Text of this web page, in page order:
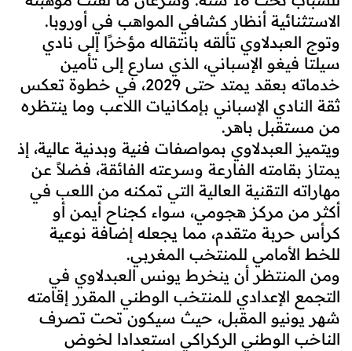
الاستثنائية أنظار كشافي المواهب في أوروبا.
وتوج العبدلاوي تألقه بانتقاله مؤخرًا إلى نادي
سيلتا فيغو الإسباني، الذي سارع إلى تأمين
خدماته بعقد يمتد حتى 2029، في خطوة تعكس
ثقة النادي الإسباني بإمكانيات اللاعب وما ينتظره
من مستقبل باهر.
ويتميز العبدلاوي بمواصفات فنية وبدنية عالية، إذ
يمتاز بقامته الفارعة وسرعته الفائقة، فضلاً عن
مهاراته التقنية العالية التي تمكنه من اللعب في
أكثر من مركز هجومي، سواء كجناح أيمن أو
كرأس حربة متقدم، مما يجعله إضافة نوعية
للخط الأمامي للمنتخب المغربي.
ومن المنتظر أن ينخرط يونس العبدلاوي في
التجمع الإعدادي للمنتخب الوطني المقرر إقامته
شهر يونيو المقبل، حيث سيكون تحت تصرف
الناخب الوطني الركراكي استعدادا لخوض